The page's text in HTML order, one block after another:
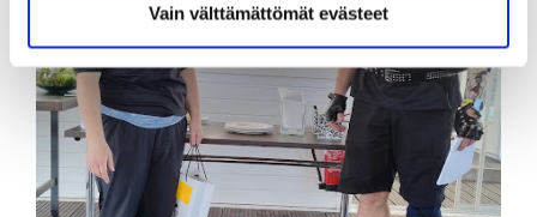
Vain välttämättömät evästeet